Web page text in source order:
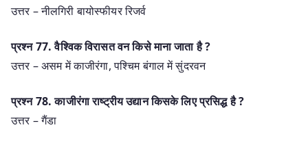
उत्तर – नीलगिरी बायोस्फीयर रिजर्व
प्रश्‍न 77. वैश्विक विरासत वन किसे माना जाता है ?
उत्तर – असम में काजीरंगा, पश्चिम बंगाल में सुंदरवन
प्रश्‍न 78. काजीरंगा राष्ट्रीय उद्यान किसके लिए प्रसिद्ध है ?
उत्तर – गैंडा